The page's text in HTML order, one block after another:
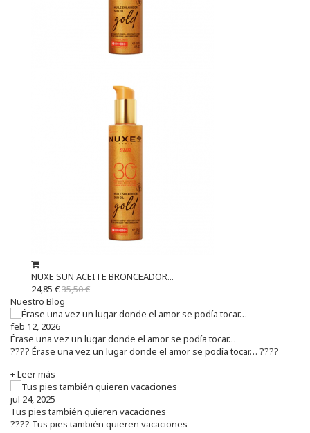
NUXE SUN ACEITE BRONCEADOR...
24,85 €35,50 €
Nuestro Blog
feb 12, 2026
Érase una vez un lugar donde el amor se podía tocar…
???? Érase una vez un lugar donde el amor se podía tocar… ????
+ Leer más
jul 24, 2025
Tus pies también quieren vacaciones
???? Tus pies también quieren vacaciones